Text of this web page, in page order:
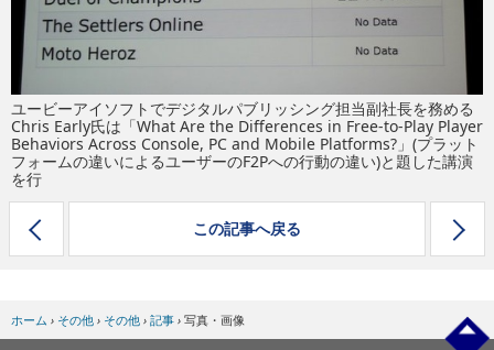
ユービーアイソフトでデジタルパブリッシング担当副社長を務める
Chris Early氏は「What Are the Differences in Free-to-Play Player
Behaviors Across Console, PC and Mobile Platforms?」(プラット
フォームの違いによるユーザーのF2Pへの行動の違い)と題した講演
を行
この記事へ戻る
ホーム › その他 › その他 › 記事 › 写真・画像